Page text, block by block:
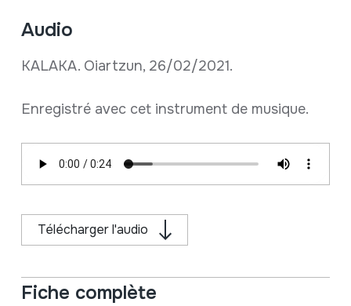
Audio
KALAKA. Oiartzun, 26/02/2021.
Enregistré avec cet instrument de musique.
Télécharger l'audio
Fiche complète